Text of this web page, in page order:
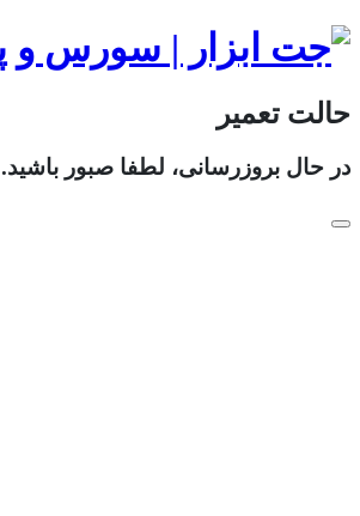
حالت تعمیر
در حال بروزرسانی، لطفا صبور باشید.